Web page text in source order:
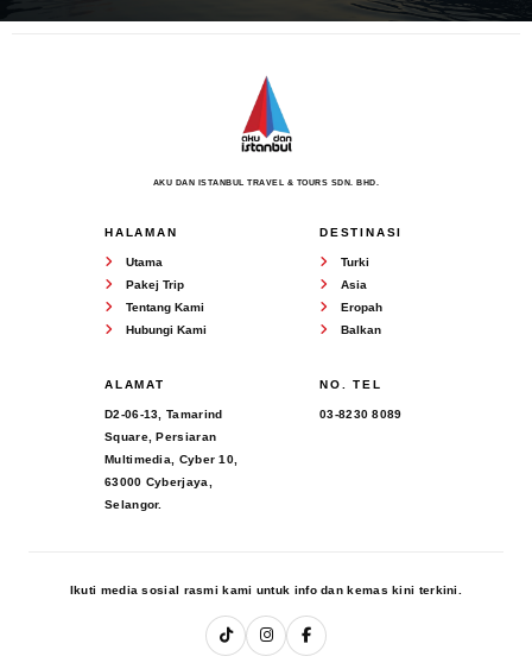
AKU DAN ISTANBUL TRAVEL & TOURS SDN. BHD.
HALAMAN
Utama
Pakej Trip
Tentang Kami
Hubungi Kami
DESTINASI
Turki
Asia
Eropah
Balkan
ALAMAT
D2-06-13, Tamarind
Square, Persiaran
Multimedia, Cyber 10,
63000 Cyberjaya,
Selangor.
NO. TEL
03-8230 8089
Ikuti media sosial rasmi kami untuk info dan kemas kini terkini.